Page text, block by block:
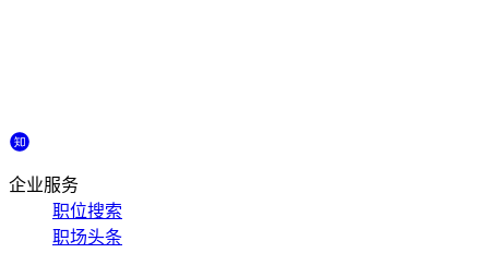
企业服务
职位搜索
职场头条